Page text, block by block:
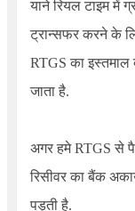
याने रियल टाइम में
ट्रान्सफर करने के
RTGS का इस्तमाल
जाता है.
अगर हमे RTGS से
रिसीवर का बैंक
पड़ती है.